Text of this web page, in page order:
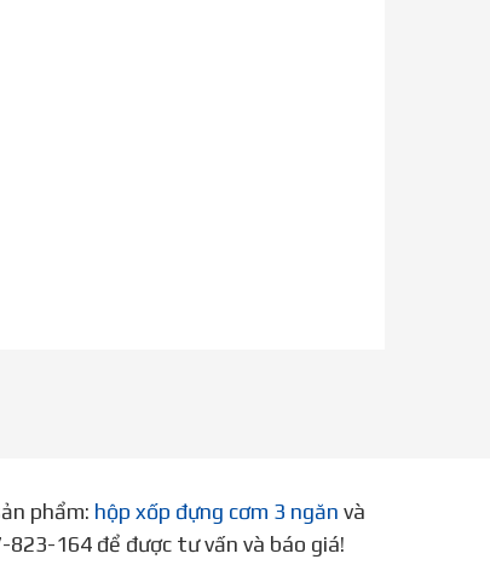
phẩm: hộp xốp đựng cơm 3 ngăn và
164 để được tư vấn và báo giá!